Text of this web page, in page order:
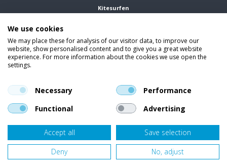
Kitesurfen
Kleding
Vind ons op social media
En blijf op de hoogte van trends, aanbiedingen en kortingsacties.
Onze klanten beoordelen Van Bellen Wind & Snowgemiddeld met een
op basis van455beoordelingen.
We use cookies
We may place these for analysis of our visitor data, to improve our
website, show personalised content and to give you a great website
experience. For more information about the cookies we use open the
settings.
Necessary
Performance
Functional
Advertising
Accept all
Save selection
Deny
No, adjust